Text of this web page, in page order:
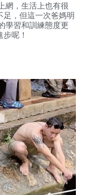
網，生活上也有很
足，但這一次爸媽明
學習和訓練態度更
呢！